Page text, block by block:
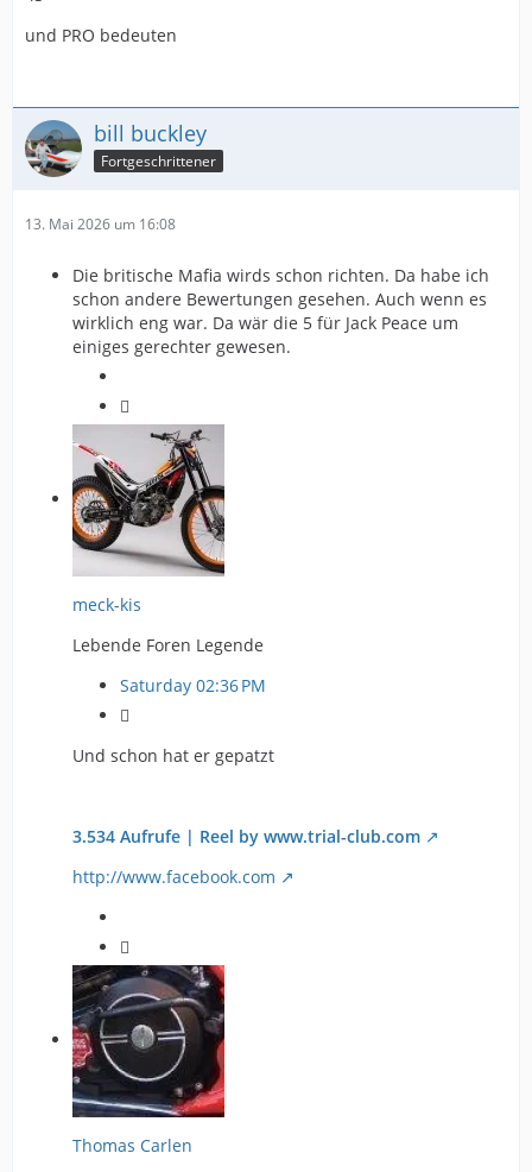
und PRO bedeuten
bill buckley
Fortgeschrittener
13. Mai 2026 um 16:08
Die britische Mafia wirds schon richten. Da habe ich
schon andere Bewertungen gesehen. Auch wenn es
wirklich eng war. Da wär die 5 für Jack Peace um
einiges gerechter gewesen.

meck-kis
Lebende Foren Legende
Saturday 02:36 PM

Und schon hat er gepatzt
3.534 Aufrufe | Reel by www.trial-club.com
http://www.facebook.com

Thomas Carlen